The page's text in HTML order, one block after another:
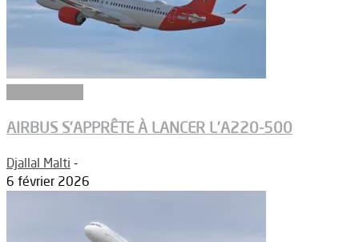
AIRBUS S’APPRÊTE À LANCER L’A220-500
Djallal Malti -
6 février 2026